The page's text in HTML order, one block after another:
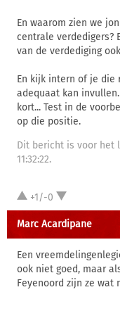
En waarom zien we
centrale verdedigers?
van de verdediging
En kijk intern of je die
adequaat kan
kort... Test in de
op die positie.
Dit bericht is voor het
11:32:22.
+1/-0
Marc Acardipane
Een
ook niet goed, maar
Feyenoord zijn ze